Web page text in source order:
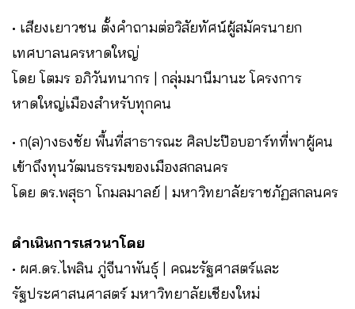
• เสียงเยาวชน ตั้งคำถามต่อวิสัยทัศน์ผู้สมัครนายก
เทศบาลนครหาดใหญ่
โดย โตมร อภิวันทนากร | กลุ่มมานีมานะ โครงการ
หาดใหญ่เมืองสำหรับทุกคน
• ก(ล)างธงชัย พื้นที่สาธารณะ ศิลปะป๊อบอาร์ทที่พาผู้คน
เข้าถึงทุนวัฒนธรรมของเมืองสกลนคร
โดย ดร.พสุธา โกมลมาลย์ | มหาวิทยาลัยราชภัฏสกลนคร
ดำเนินการเสวนาโดย
• ผศ.ดร.ไพลิน ภู่จีนาพันธุ์ | คณะรัฐศาสตร์และ
รัฐประศาสนศาสตร์ มหาวิทยาลัยเชียงใหม่